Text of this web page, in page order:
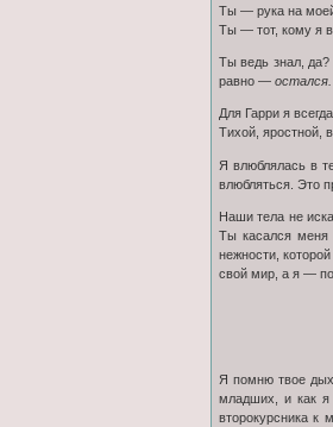
Ты — рука на моей
Ты — тот, кому я
Ты ведь знал,
равно — остался.
Для Гарри я
Тихой, яростной,
Я влюблялась в
влюбляться. Это
Наши тела не
Ты касался
нежности,
свой мир, а я —
Я помню твое
младших, и как я
второкурсника к